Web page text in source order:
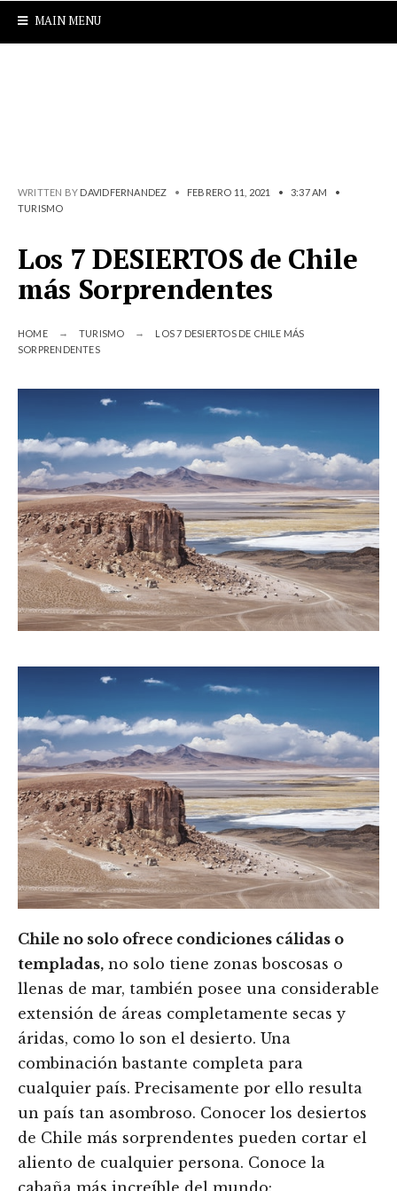
MAIN MENU
WRITTEN BY DAVIDFERNANDEZ • FEBRERO 11, 2021 • 3:37 AM
•
TURISMO
Los 7 DESIERTOS de Chile
más Sorprendentes
HOME TURISMO
LOS 7 DESIERTOS DE CHILE MÁS
SORPRENDENTES
Chile no solo ofrece condiciones cálidas o
templadas, no solo tiene zonas boscosas o
llenas de mar, también posee una considerable
extensión de áreas completamente secas y
áridas, como lo son el desierto. Una
combinación bastante completa para
cualquier país. Precisamente por ello resulta
un país tan asombroso. Conocer los desiertos
de Chile más sorprendentes pueden cortar el
aliento de cualquier persona. Conoce la
cabaña más increíble del mundo: